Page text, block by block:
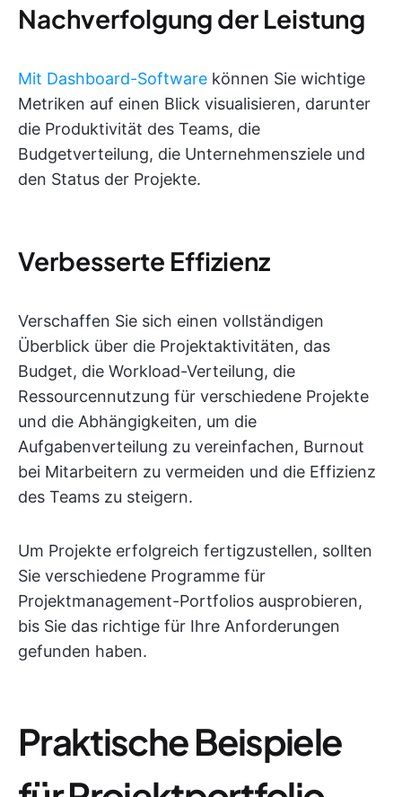
Nachverfolgung der Leistung
Mit Dashboard-Software können Sie wichtige
Metriken auf einen Blick visualisieren, darunter
die Produktivität des Teams, die
Budgetverteilung, die Unternehmensziele und
den Status der Projekte.
Verbesserte Effizienz
Verschaffen Sie sich einen vollständigen
Überblick über die Projektaktivitäten, das
Budget, die Workload-Verteilung, die
Ressourcennutzung für verschiedene Projekte
und die Abhängigkeiten, um die
Aufgabenverteilung zu vereinfachen, Burnout
bei Mitarbeitern zu vermeiden und die Effizienz
des Teams zu steigern.
Um Projekte erfolgreich fertigzustellen, sollten
Sie verschiedene Programme für
Projektmanagement-Portfolios ausprobieren,
bis Sie das richtige für Ihre Anforderungen
gefunden haben.
Praktische Beispiele